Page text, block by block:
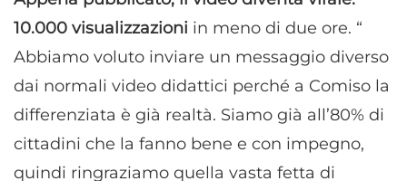
10.000 visualizzazioni in meno di due ore. “
Abbiamo voluto inviare un messaggio diverso
dai normali video didattici perché a Comiso la
differenziata è già realtà. Siamo già all’80% di
cittadini che la fanno bene e con impegno,
quindi ringraziamo quella vasta fetta di